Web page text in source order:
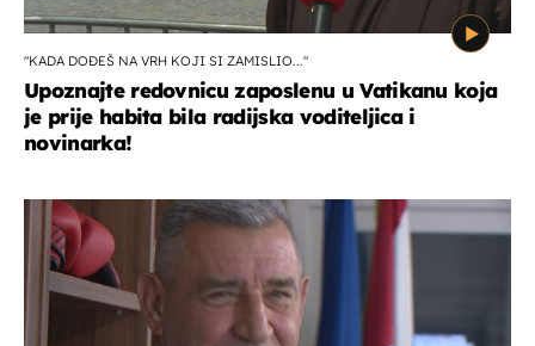
"KADA DOĐEŠ NA VRH KOJI SI ZAMISLIO..."
Upoznajte redovnicu zaposlenu u Vatikanu koja
je prije habita bila radijska voditeljica i
novinarka!